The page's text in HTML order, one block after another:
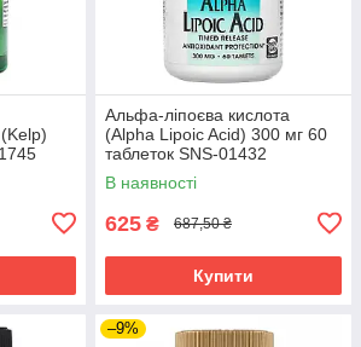
Альфа-ліпоєва кислота
(Alpha Lipoic Acid) 300 мг 60
таблеток SNS-01432
В наявності
625 ₴ 687,50 ₴
Купити
–9%